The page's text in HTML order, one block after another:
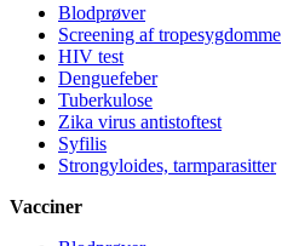
Blodprøver
Screening af tropesygdomme
HIV test
Denguefeber
Tuberkulose
Zika virus antistoftest
Syfilis
Strongyloides, tarmparasitter
Vacciner